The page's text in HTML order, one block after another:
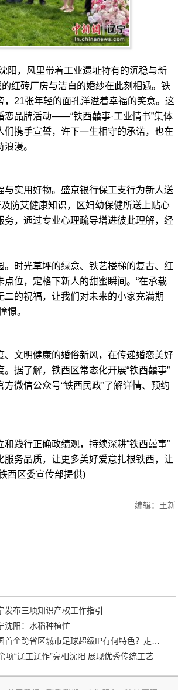
，风里带着工业遗址特有的沉稳与新
红砖厂房与洁白的婚纱在此刻相遇。铁
21张年轻的面孔洋溢着幸福的笑意。这
恋品牌活动——“铁西囍事·工业情书”集体
携手宣誓，许下一生相守的承诺，也在
漫。
实用好物。盛京银行保工支行为新人送
防艾健康知识，区妇幼保健所送上贴心
，通过专业心理疏导增进彼此理解，经
时光草坪的绿意、铁艺楼梯的复古、红
位，定格下新人的甜蜜瞬间。“在承载
的祝福，让我们对未来的小家充满期
憬。
文明健康的婚俗新风，在传递婚恋美好
据了解，铁西区常态化开展“铁西囍事”
微信公众号“铁西民政”了解详情、预约
行正确政绩观，持续深耕“铁西囍事”
务品质，让更多美好爱意扎根铁西，让
西区委宣传部提供)
编辑：王新
发布三项知识产权工作指引
沈阳：水稻种植忙
全国首个跨省区城市足球超级IP有何特色？走进沈阳现场去看看
项“辽工辽作”亮相沈阳 展现优秀传统工艺